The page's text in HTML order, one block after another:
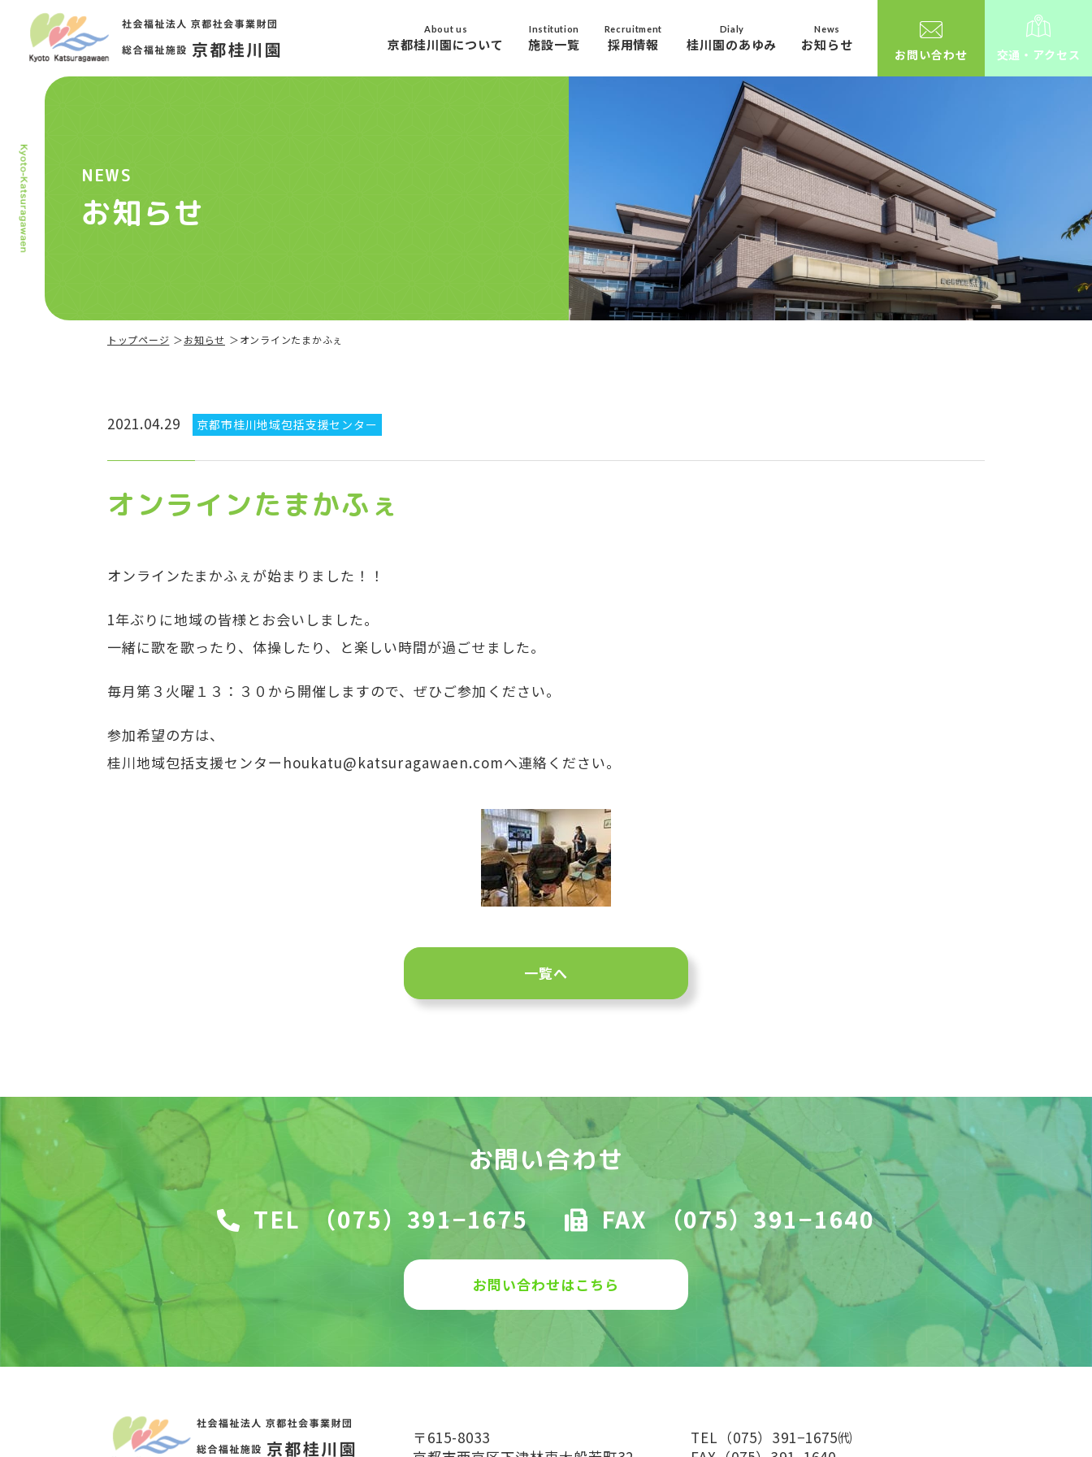
About us
京都桂川園について
Institution
施設一覧
Recruitment
採用情報
Dialy
桂川園のあゆみ
News
お知らせ
お問い合わせ 交通・アクセス
NEWS
お知らせ
トップページ お知らせ オンラインたまかふぇ
2021.04.29 京都市桂川地域包括支援センター
オンラインたまかふぇ
オンラインたまかふぇが始まりました！！
1年ぶりに地域の皆様とお会いしました。
一緒に歌を歌ったり、体操したり、と楽しい時間が過ごせました。
毎月第３火曜１３：３０から開催しますので、ぜひご参加ください。
参加希望の方は、
桂川地域包括支援センターhoukatu@katsuragawaen.comへ連絡ください。
一覧へ
お問い合わせ
TEL （075）391−1675 FAX （075）391−1640
お問い合わせはこちら
〒615-8033
TEL （075）391−1675㈹